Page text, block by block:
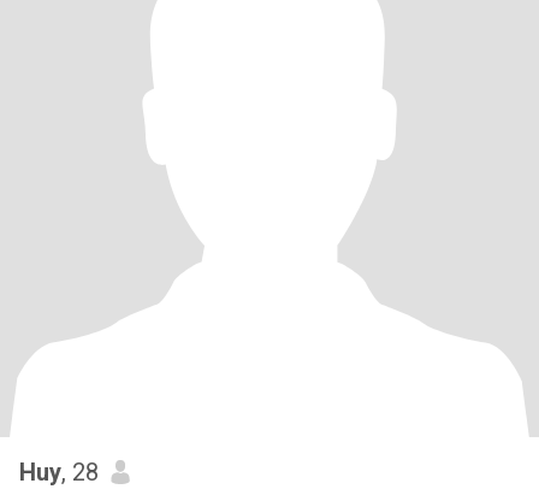
Huy, 28